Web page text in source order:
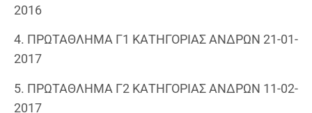
2016
4. ΠΡΩΤΑΘΛΗΜΑ Γ1 ΚΑΤΗΓΟΡΙΑΣ ΑΝΔΡΩΝ 21-01-
2017
5. ΠΡΩΤΑΘΛΗΜΑ Γ2 ΚΑΤΗΓΟΡΙΑΣ ΑΝΔΡΩΝ 11-02-
2017